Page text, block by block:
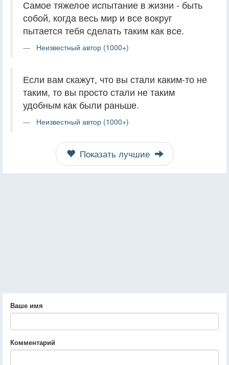
Самое тяжелое испытание в жизни - быть
собой, когда весь мир и все вокруг
пытается тебя сделать таким как все.
Неизвестный автор (1000+)
Если вам скажут, что вы стали каким-то не
таким, то вы просто стали не таким
удобным как были раньше.
Неизвестный автор (1000+)
Показать лучшие
Ваше имя
Комментарий